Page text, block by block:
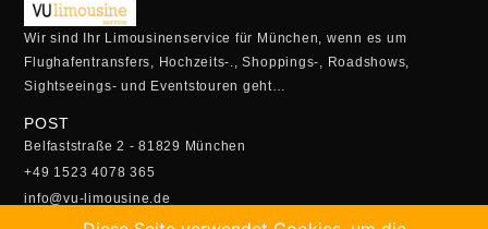
Wir sind Ihr Limousinenservice für München, wenn es um
Flughafentransfers, Hochzeits-., Shoppings-, Roadshows,
Sightseeings- und Eventstouren geht…
POST
Belfaststraße 2 - 81829 München
+49 1523 4078 365
info@vu-limousine.de
ÖFFUNGSZEITEN